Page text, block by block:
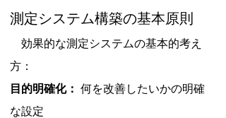
測定システム構築の基本原則
効果的な測定システムの基本的考え
方：
目的明確化： 何を改善したいかの明確
な設定